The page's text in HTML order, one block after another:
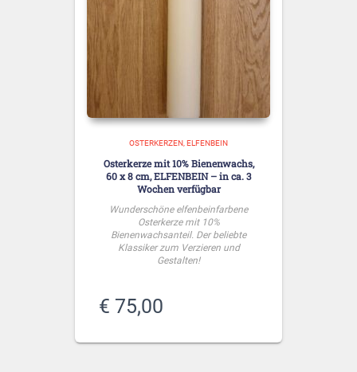
OSTERKERZEN ELFENBEIN
Osterkerze mit 10% Bienenwachs,
60 x 8 cm, ELFENBEIN – in ca. 3
Wochen verfügbar
Wunderschöne elfenbeinfarbene
Osterkerze mit 10%
Bienenwachsanteil. Der beliebte
Klassiker zum Verzieren und
Gestalten!
€ 75,00